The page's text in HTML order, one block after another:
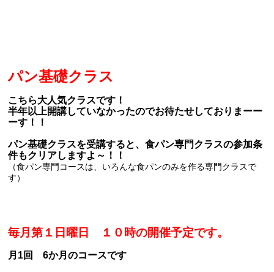
パン基礎クラス
こちら大人気クラスです！
半年以上開講していなかったのでお待たせしておりまーー
ーす！！
パン基礎クラスを受講すると、食パン専門クラスの参加条
件もクリアしますよ～！！
（食パン専門コースは、いろんな食パンのみを作る専門クラスで
す）
毎月第１日曜日 １０時の開催予定です。
月1回 6か月のコースです